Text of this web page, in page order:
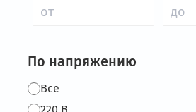
По напряжению
Все